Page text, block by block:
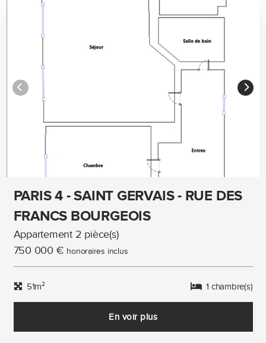
PARIS 4 - SAINT GERVAIS - RUE DES
FRANCS BOURGEOIS
Appartement 2 pièce(s)
750 000 € honoraires inclus
51m² 1 chambre(s)
En voir plus